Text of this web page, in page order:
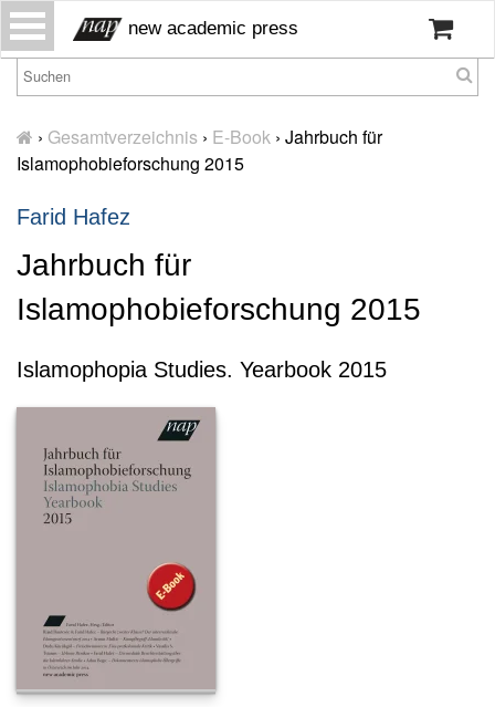
S
i
H
m
e
W
ü
er
s
tt
new academic press
› Gesamtverzeichnis › E-Book › Jahrbuch für
Islamophobieforschung 2015
Farid Hafez
Jahrbuch für
Islamophobieforschung 2015
Islamophopia Studies. Yearbook 2015